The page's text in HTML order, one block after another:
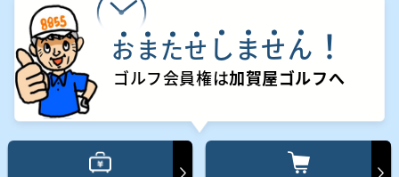
おまたせ し ません ！
ゴルフ会員権は加賀屋ゴルフへ